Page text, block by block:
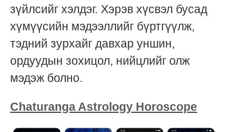
зүйлсийг хэлдэг. Хэрэв хүсвэл бусад
хүмүүсийн мэдээллийг бүртгүүлж,
тэдний зурхайг давхар уншин,
ордуудын зохицол, нийцлийг олж
мэдэж болно.
Chaturanga Astrology Horoscope